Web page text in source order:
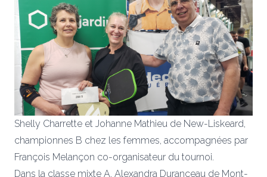
Shelly Charrette et Johanne Mathieu de New-Liskeard,
championnes B chez les femmes, accompagnées par
François Melançon co-organisateur du tournoi.
Dans la classe mixte A, Alexandra Duranceau de Mont-